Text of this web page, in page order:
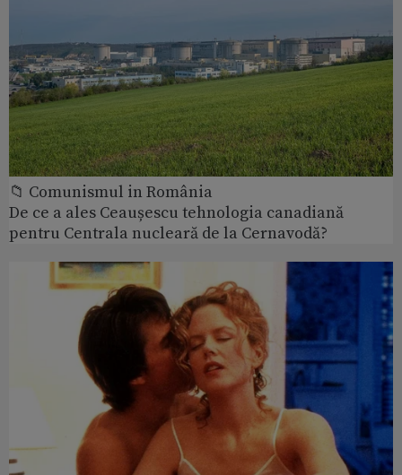
📁 Comunismul in România
De ce a ales Ceaușescu tehnologia canadiană
pentru Centrala nucleară de la Cernavodă?